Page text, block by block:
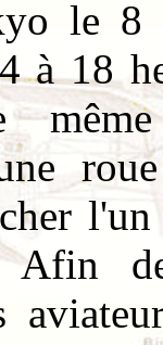
le
à 18
Afin